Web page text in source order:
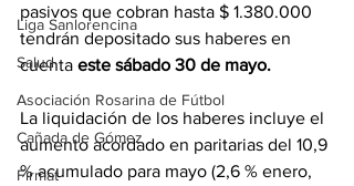
Liga Sanlorencina
Salud
Asociación Rosarina de Fútbol
Cañada de Gómez
Firmat
pasivos que cobran hasta $ 1.380.000
tendrán depositado sus haberes en
cuenta este sábado 30 de mayo.
La liquidación de los haberes incluye el
aumento acordado en paritarias del 10,9
% acumulado para mayo (2,6 % enero,